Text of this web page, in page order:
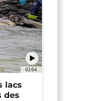
02:04
lacs
des